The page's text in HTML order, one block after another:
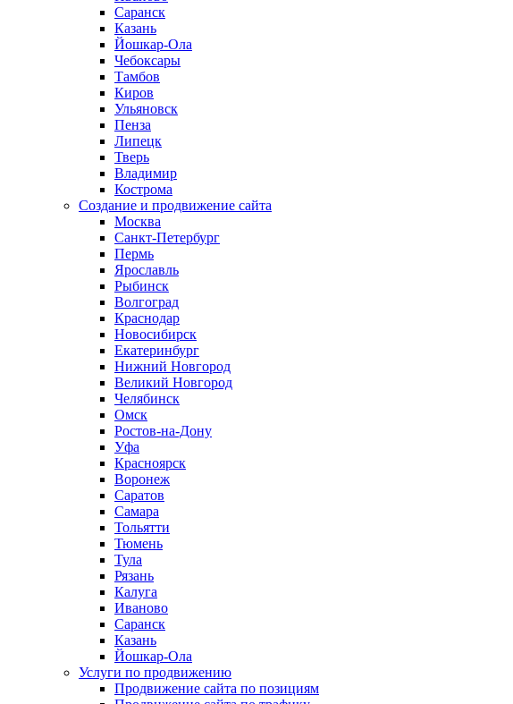
Саранск
Казань
Йошкар-Ола
Чебоксары
Тамбов
Киров
Ульяновск
Пенза
Липецк
Тверь
Владимир
Кострома
Создание и продвижение сайта
Москва
Санкт-Петербург
Пермь
Ярославль
Рыбинск
Волгоград
Краснодар
Новосибирск
Екатеринбург
Нижний Новгород
Великий Новгород
Челябинск
Омск
Ростов-на-Дону
Уфа
Красноярск
Воронеж
Саратов
Самара
Тольятти
Тюмень
Тула
Рязань
Калуга
Иваново
Саранск
Казань
Йошкар-Ола
Услуги по продвижению
Продвижение сайта по позициям